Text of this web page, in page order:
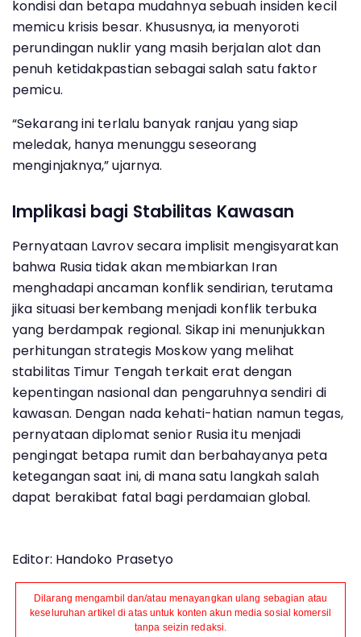
kondisi dan betapa mudahnya sebuah insiden kecil
memicu krisis besar. Khususnya, ia menyoroti
perundingan nuklir yang masih berjalan alot dan
penuh ketidakpastian sebagai salah satu faktor
pemicu.
“Sekarang ini terlalu banyak ranjau yang siap
meledak, hanya menunggu seseorang
menginjaknya,” ujarnya.
Implikasi bagi Stabilitas Kawasan
Pernyataan Lavrov secara implisit mengisyaratkan
bahwa Rusia tidak akan membiarkan Iran
menghadapi ancaman konflik sendirian, terutama
jika situasi berkembang menjadi konflik terbuka
yang berdampak regional. Sikap ini menunjukkan
perhitungan strategis Moskow yang melihat
stabilitas Timur Tengah terkait erat dengan
kepentingan nasional dan pengaruhnya sendiri di
kawasan. Dengan nada kehati-hatian namun tegas,
pernyataan diplomat senior Rusia itu menjadi
pengingat betapa rumit dan berbahayanya peta
ketegangan saat ini, di mana satu langkah salah
dapat berakibat fatal bagi perdamaian global.
Editor: Handoko Prasetyo
Dilarang mengambil dan/atau menayangkan ulang sebagian atau
keseluruhan artikel di atas untuk konten akun media sosial komersil
tanpa seizin redaksi.